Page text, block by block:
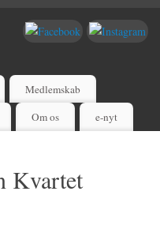
Medlemskab
Om os e-nyt
Kvartet